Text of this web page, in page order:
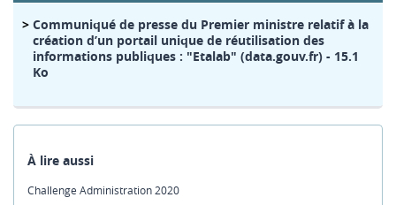
Communiqué de presse du Premier ministre relatif à la
création d’un portail unique de réutilisation des
informations publiques : "Etalab" (data.gouv.fr) - 15.1
Ko
À lire aussi
Challenge Administration 2020